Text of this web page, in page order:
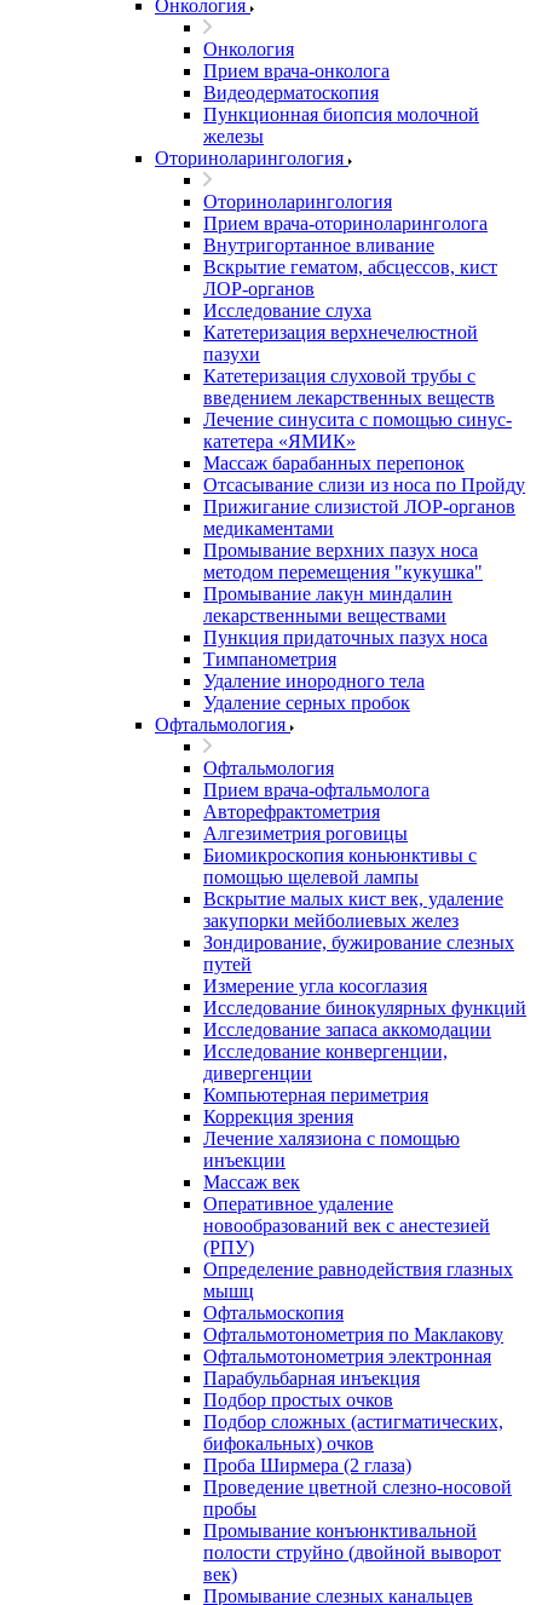
Онкология
Онкология
Прием врача-онколога
Видеодерматоскопия
Пункционная биопсия молочной
железы
Оториноларингология
Оториноларингология
Прием врача-оториноларинголога
Внутригортанное вливание
Вскрытие гематом, абсцессов, кист
ЛОР-органов
Исследование слуха
Катетеризация верхнечелюстной
пазухи
Катетеризация слуховой трубы с
введением лекарственных веществ
Лечение синусита с помощью синус-
катетера «ЯМИК»
Массаж барабанных перепонок
Отсасывание слизи из носа по Пройду
Прижигание слизистой ЛОР-органов
медикаментами
Промывание верхних пазух носа
методом перемещения "кукушка"
Промывание лакун миндалин
лекарственными веществами
Пункция придаточных пазух носа
Тимпанометрия
Удаление инородного тела
Удаление серных пробок
Офтальмология
Офтальмология
Прием врача-офтальмолога
Авторефрактометрия
Алгезиметрия роговицы
Биомикроскопия коньюнктивы с
помощью щелевой лампы
Вскрытие малых кист век, удаление
закупорки мейболиевых желез
Зондирование, бужирование слезных
путей
Измерение угла косоглазия
Исследование бинокулярных функций
Исследование запаса аккомодации
Исследование конвергенции,
дивергенции
Компьютерная периметрия
Коррекция зрения
Лечение халязиона с помощью
инъекции
Массаж век
Оперативное удаление
новообразований век с анестезией
(РПУ)
Определение равнодействия глазных
мышц
Офтальмоскопия
Офтальмотонометрия по Маклакову
Офтальмотонометрия электронная
Парабульбарная инъекция
Подбор простых очков
Подбор сложных (астигматических,
бифокальных) очков
Проба Ширмера (2 глаза)
Проведение цветной слезно-носовой
пробы
Промывание конъюнктивальной
полости струйно (двойной выворот
век)
Промывание слезных канальцев